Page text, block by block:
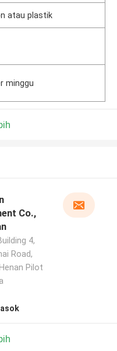
Anda
atau plastik
minggu
Co.,
4,
Road,
Pilot